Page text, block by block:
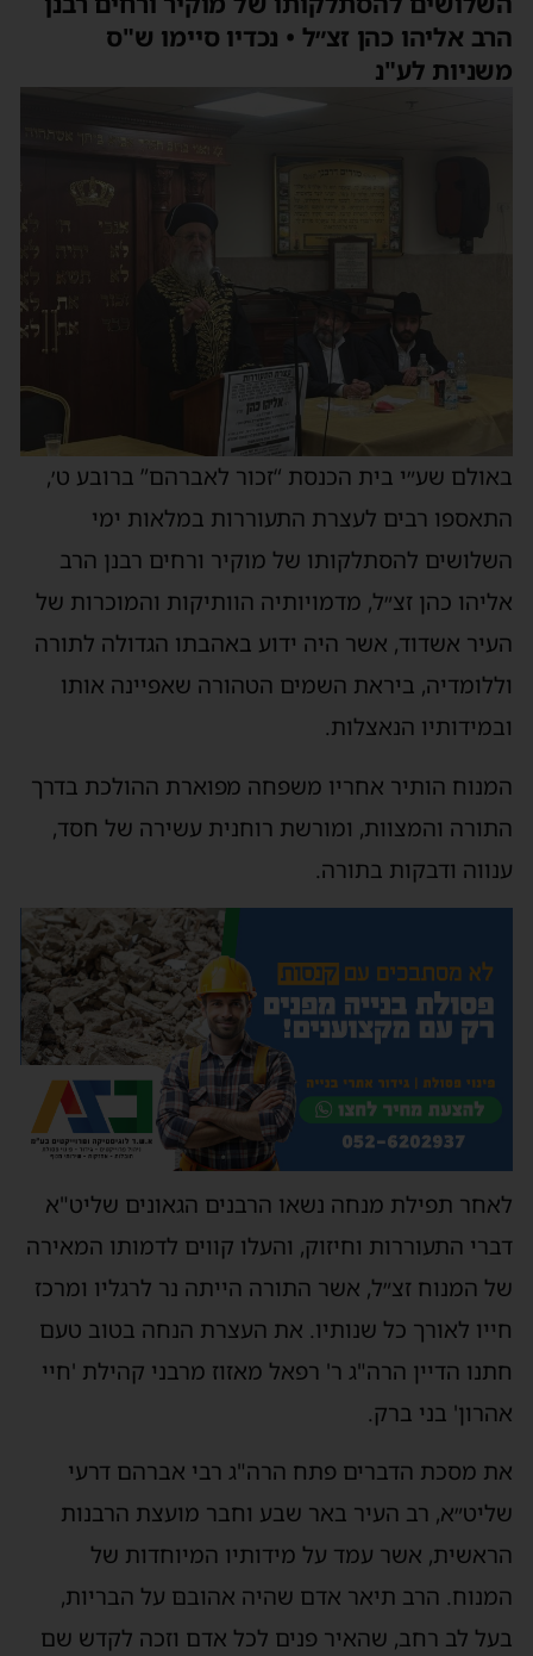
הרב אליהו כהן זצ״ל • נכדיו סיימו ש"ס
משניות לע"נ
באולם שע״י בית הכנסת “זכור לאברהם” ברובע ט׳,
התאספו רבים לעצרת התעוררות במלאות ימי
השלושים להסתלקותו של מוקיר ורחים רבנן הרב
אליהו כהן זצ״ל, מדמויותיה הוותיקות והמוכרות של
העיר אשדוד, אשר היה ידוע באהבתו הגדולה לתורה
וללומדיה, ביראת השמים הטהורה שאפיינה אותו
ובמידותיו הנאצלות.
המנוח הותיר אחריו משפחה מפוארת ההולכת בדרך
התורה והמצוות, ומורשת רוחנית עשירה של חסד,
ענווה ודבקות בתורה.
לאחר תפילת מנחה נשאו הרבנים הגאונים שליט"א
דברי התעוררות וחיזוק, והעלו קווים לדמותו המאירה
של המנוח זצ״ל, אשר התורה הייתה נר לרגליו ומרכז
חייו לאורך כל שנותיו. את העצרת הנחה בטוב טעם
חתנו הדיין הרה"ג ר' רפאל מאזוז מרבני קהילת 'חיי
אהרון' בני ברק.
את מסכת הדברים פתח הרה"ג רבי אברהם דרעי
שליט״א, רב העיר באר שבע וחבר מועצת הרבנות
הראשית, אשר עמד על מידותיו המיוחדות של
המנוח. הרב תיאר אדם שהיה אהובםּ על הבריות,
בעל לב רחב, שהאיר פנים לכל אדם וזכה לקדש שם